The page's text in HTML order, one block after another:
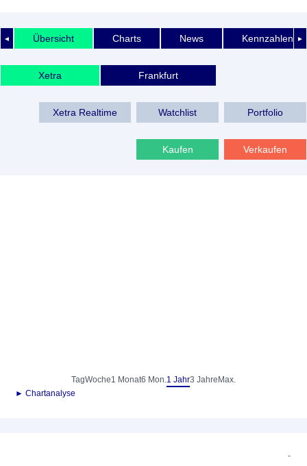
◄ ►
Übersicht Charts News Kennzahlen
Xetra Frankfurt
Xetra Realtime Watchlist Portfolio
Kaufen Verkaufen
TagWoche1 Monat6 Mon.1 Jahr3 Jahre Max.
► Chartanalyse
-